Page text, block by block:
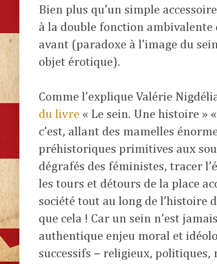
Bien plus qu’un simple
à la double fonction
avant (paradoxe à l’image du
objet érotique).
Comme l’explique Valérie
du livre « Le sein. Une histoire »
c’est, allant des mamelles
préhistoriques primitives aux
dégrafés des féministes, tracer
les tours et détours de la place
société tout au long de l’histoire
que cela ! Car un sein n’est
authentique enjeu moral et
successifs – religieux, politiques,